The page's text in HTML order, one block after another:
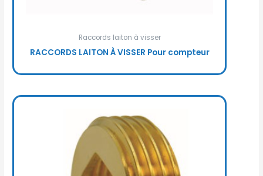
Raccords laiton à visser
RACCORDS LAITON À VISSER Pour compteur